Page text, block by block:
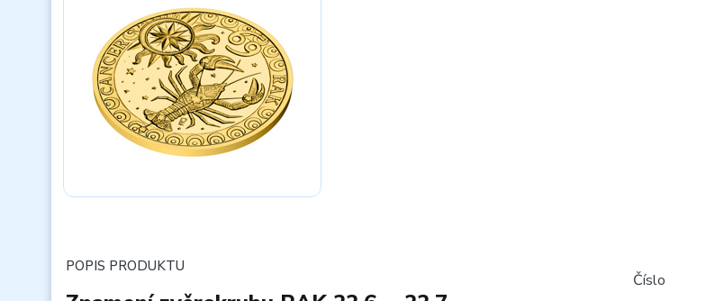
POPIS PRODUKTU
Číslo